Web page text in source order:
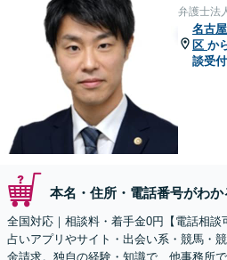
弁護士法
名古
区 か
談受
本名・住所・電話番号がわか
全国対応｜相談料・着手金0円【電話相談
占いアプリやサイト・出会い系・競馬・
金請求。独自の経験・知識で、他事務所